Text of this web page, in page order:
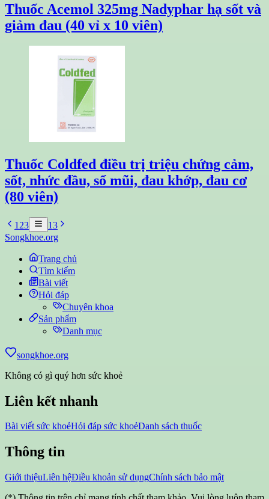
Thuốc Acemol 325mg Nadyphar hạ sốt và
giảm đau (40 vỉ x 10 viên)
Thuốc Coldfed điều trị triệu chứng cảm,
sốt, nhức đầu, sổ mũi, đau khớp, đau cơ
(80 viên)
1 23
13
Songkhoe.org
Trang chủ
Tìm kiếm
Bài viết
Hỏi đáp
Chuyên khoa
Sản phẩm
Danh mục
songkhoe.org
Không có gì quý hơn sức khoẻ
Liên kết nhanh
Bài viết sức khoẻHỏi đáp sức khoẻDanh sách thuốc
Thông tin
Giới thiệuLiên hệĐiều khoản sử dụngChính sách bảo mật